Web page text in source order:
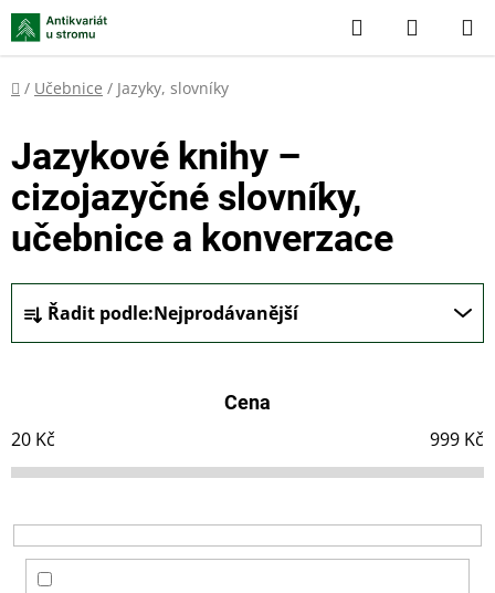
Přejít
na
obsah
Hledat
KOŠÍK
Domů
/ Učebnice / Jazyky, slovníky
Jazykové knihy –
cizojazyčné slovníky,
učebnice a konverzace
í
p
o
d
Řadit podle:Nejprodávanější
Cena
20 Kč 999 Kč